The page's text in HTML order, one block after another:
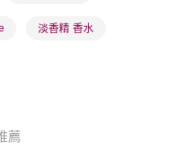
上免運費
貨後2-5個工作天到店，3天內
貨後2-5個工作天到店，3天內
淡香精 香水
薦